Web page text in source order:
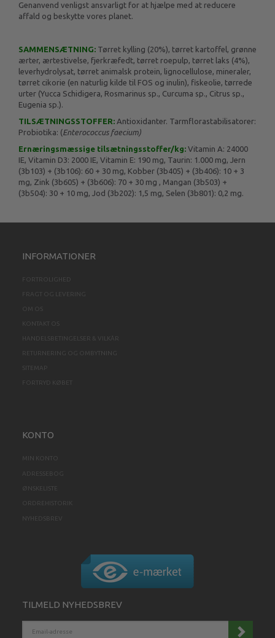
Genanvend venligst ansvarligt for at hjælpe med at reducere
affald og beskytte vores planet.
SAMMENSÆTNING: Tørret kylling (20%), tørret kartoffel, grønne
ærter, ærtestivelse, fjerkræfedt, tørret roepulp, tørret laks (4%),
leverhydrolysat, tørret animalsk protein, lignocellulose, mineraler,
tørret cikorie (en naturlig kilde til FOS og inulin), fiskeolie, tørrede
urter (Yucca Schidigera, Rosmarinus sp., Curcuma sp., Citrus sp.,
Eugenia sp.).
TILSÆTNINGSSTOFFER: Antioxidanter. Tarmflorastabilisatorer:
Probiotika: (Enterococcus faecium)
Ernæringsmæssige tilsætningsstoffer/kg: Vitamin A: 24000
IE, Vitamin D3: 2000 IE, Vitamin E: 190 mg, Taurin: 1.000 mg, Jern
(3b103) + (3b106): 60 + 30 mg, Kobber (3b405) + (3b406): 10 + 3
mg, Zink (3b605) + (3b606): 70 + 30 mg , Mangan (3b503) +
(3b504): 30 + 10 mg, Jod (3b202): 1,5 mg, Selen (3b801): 0,2 mg.
INFORMATIONER
FORTROLIGHED
FRAGT OG LEVERING
OM OS
KONTAKT OS
HANDELSBETINGELSER & VILKÅR
RETURNERING OG OMBYTNING
SITEMAP
FORTRYD KØBET
KONTO
MIN KONTO
ADRESSEBOG
ØNSKELISTE
ORDREHISTORIK
NYHEDSBREV
TILMELD NYHEDSBREV
ADRESSE